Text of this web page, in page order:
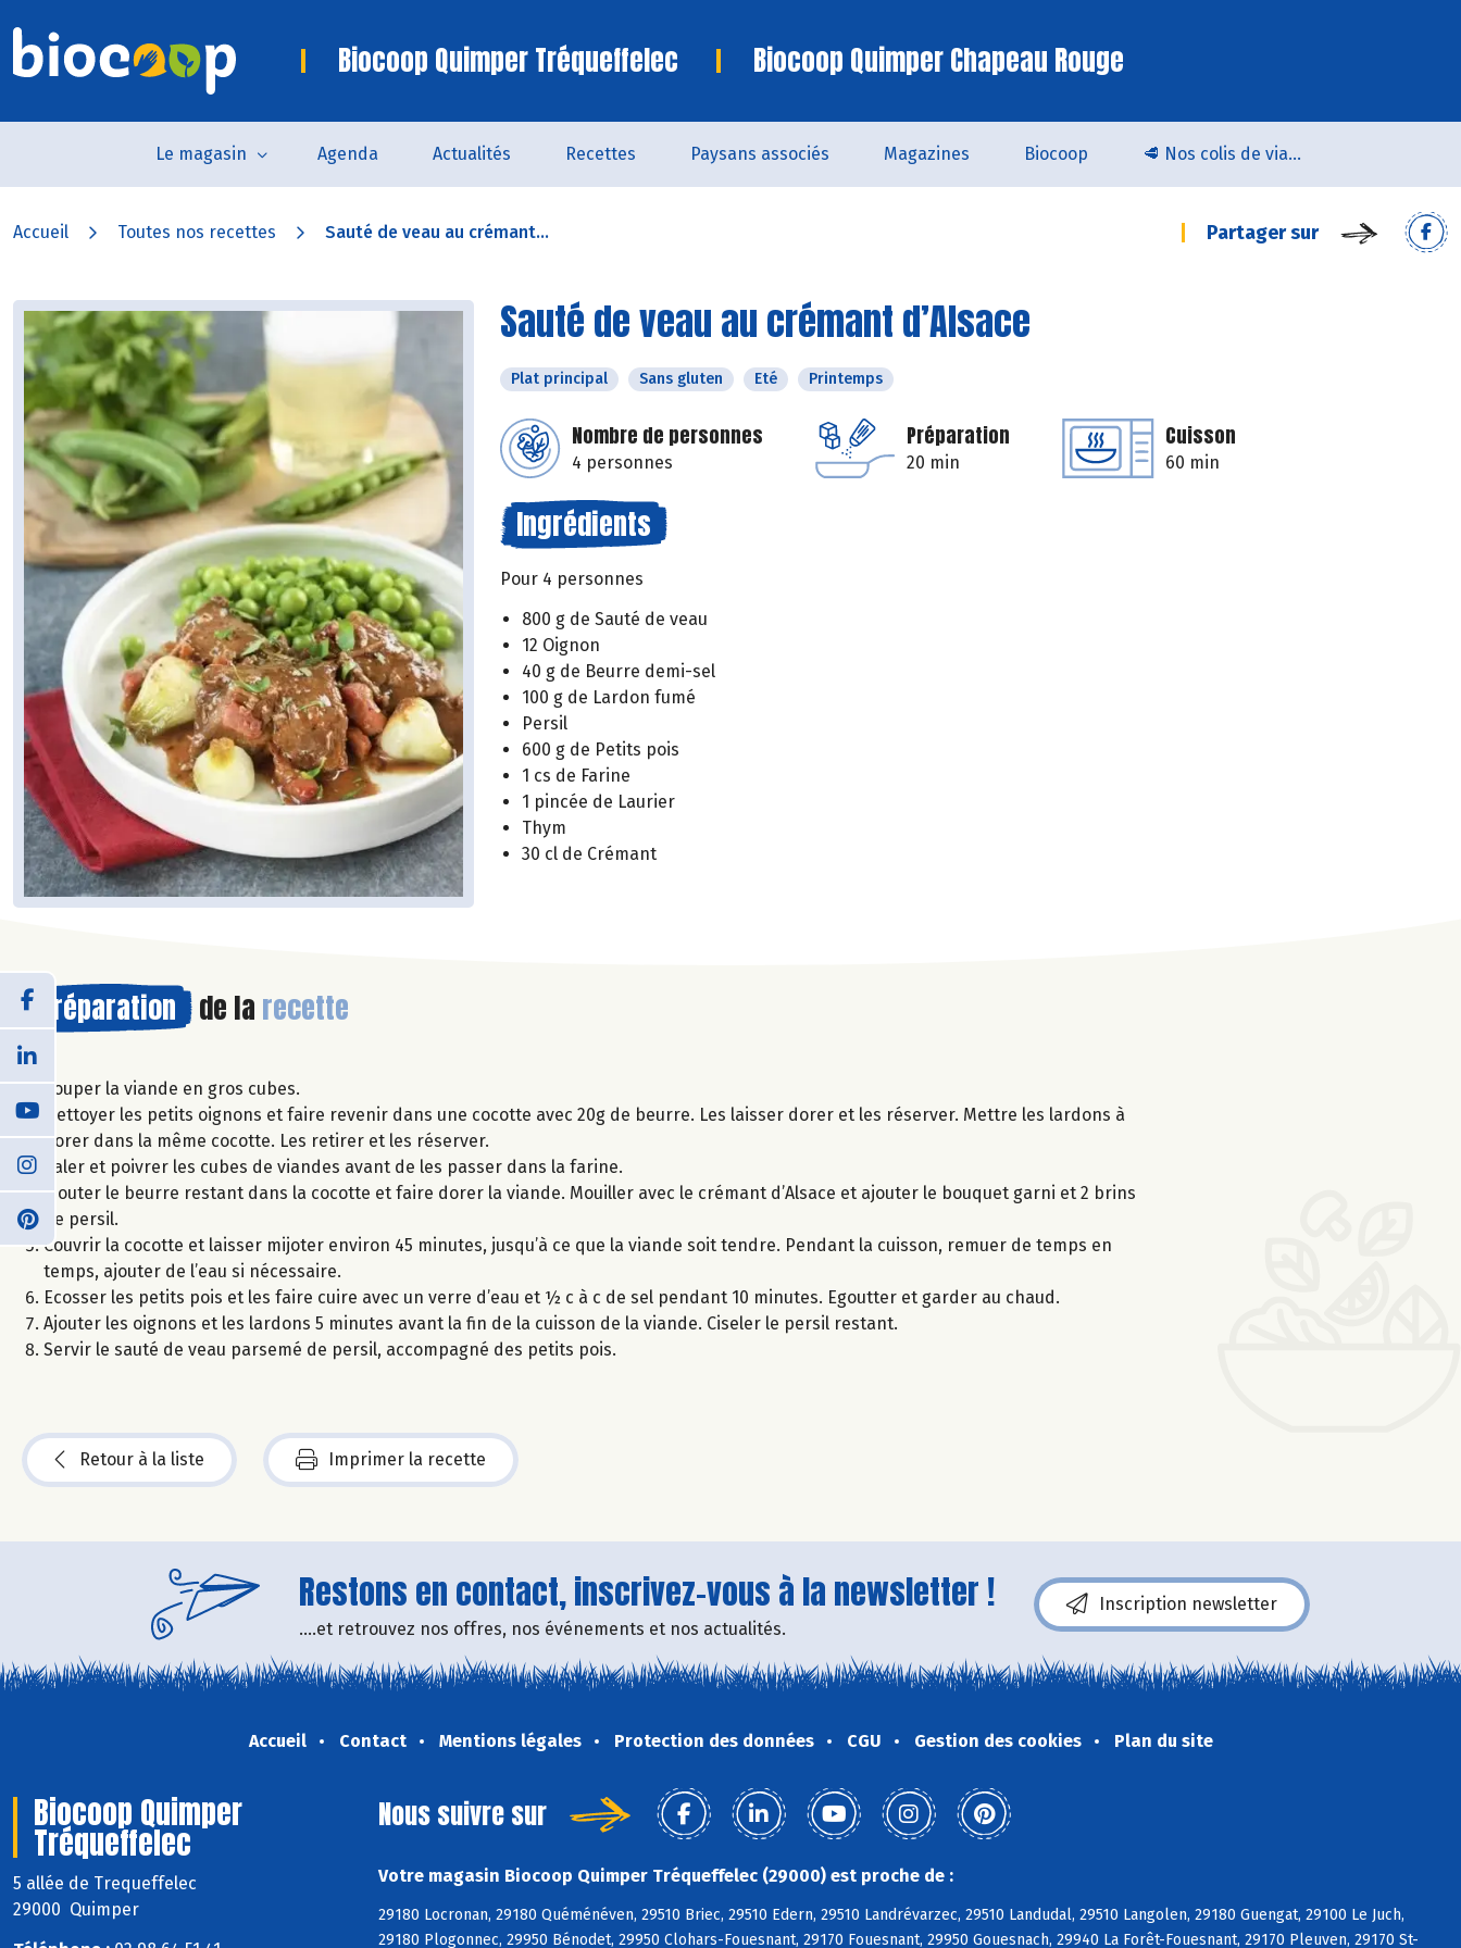
Biocoop Quimper Tréqueffelec Biocoop Quimper Chapeau Rouge
Le magasin Agenda Actualités Recettes Paysans associés Magazines Biocoop 🥩 Nos colis de viande bio & locale arrivent chez Biocoop Quimper !
Accueil Toutes nos recettes Sauté de veau au crémant... Partager sur
Sauté de veau au crémant d’Alsace
Plat principal Sans gluten Eté Printemps
Nombre de personnes
4 personnes
Préparation
20 min
Cuisson
60 min
Ingrédients
Pour 4 personnes
800 g de Sauté de veau
12 Oignon
40 g de Beurre demi-sel
100 g de Lardon fumé
Persil
600 g de Petits pois
1 cs de Farine
1 pincée de Laurier
Thym
30 cl de Crémant
Préparation de la recette
Couper la viande en gros cubes.
Nettoyer les petits oignons et faire revenir dans une cocotte avec 20g de beurre. Les laisser dorer et les réserver. Mettre les lardons à
dorer dans la même cocotte. Les retirer et les réserver.
Saler et poivrer les cubes de viandes avant de les passer dans la farine.
Ajouter le beurre restant dans la cocotte et faire dorer la viande. Mouiller avec le crémant d’Alsace et ajouter le bouquet garni et 2 brins
de persil.
Couvrir la cocotte et laisser mijoter environ 45 minutes, jusqu’à ce que la viande soit tendre. Pendant la cuisson, remuer de temps en
temps, ajouter de l’eau si nécessaire.
Ecosser les petits pois et les faire cuire avec un verre d’eau et ½ c à c de sel pendant 10 minutes. Egoutter et garder au chaud.
Ajouter les oignons et les lardons 5 minutes avant la fin de la cuisson de la viande. Ciseler le persil restant.
Servir le sauté de veau parsemé de persil, accompagné des petits pois.
Retour à la liste Imprimer la recette
Restons en contact, inscrivez-vous à la newsletter !
....et retrouvez nos offres, nos événements et nos actualités.
Inscription newsletter
Accueil Contact Mentions légales Protection des données CGU Gestion des cookies Plan du site
Biocoop Quimper
Tréqueffelec
5 allée de Trequeffelec
29000 Quimper
Nous suivre sur
Votre magasin Biocoop Quimper Tréqueffelec (29000) est proche de :
29180 Locronan, 29180 Quéménéven, 29510 Briec, 29510 Edern, 29510 Landrévarzec, 29510 Landudal, 29510 Langolen, 29180 Guengat, 29100 Le Juch,
29180 Plogonnec, 29950 Bénodet, 29950 Clohars-Fouesnant, 29170 Fouesnant, 29950 Gouesnach, 29940 La Forêt-Fouesnant, 29170 Pleuven, 29170 St-